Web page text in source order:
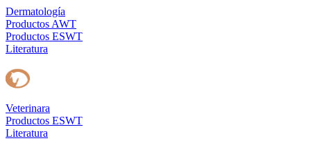
Dermatología
Productos AWT
Productos ESWT
Literatura
Veterinara
Productos ESWT
Literatura